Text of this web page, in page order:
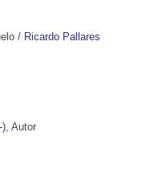
/ Ricardo Pallares
) , Autor